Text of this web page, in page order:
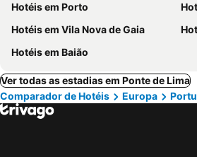
Hotéis em Porto
Hotéis em Vila Nova de Gaia
Hotéis em Baião
Ver todas as estadias em Ponte de Lima
Comparador de Hotéis
Europa